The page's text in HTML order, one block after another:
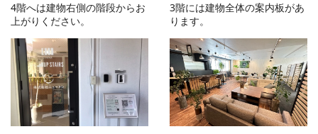
4階へは建物右側の階段からお
上がりください。
3階には建物全体の案内板があ
ります。